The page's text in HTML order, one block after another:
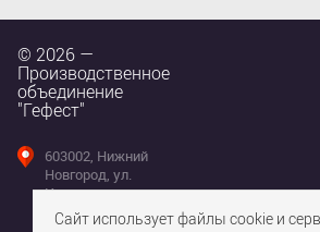
© 2026 —
Производственное
объединение
"Гефест"
603002, Нижний
Новгород, ул.
Интернациональная,
д. 100
Сайт использует файлы cookie и